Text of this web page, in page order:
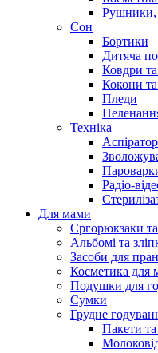
Сон
Бортики
Дитяча
Ковдри
Кокони
Пледи
Техніка
Радіо-
Для мами
Єргорюкзаки та
Альбомі та
Засоби для
Косметика для
Подушки для
Сумки
Грудне
Пакети